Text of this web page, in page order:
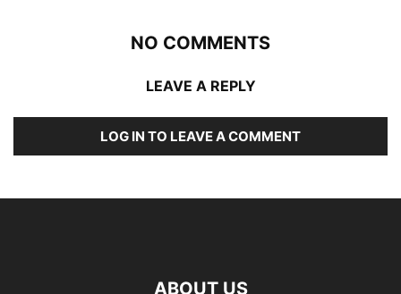
NO COMMENTS
LEAVE A REPLY
LOG IN TO LEAVE A COMMENT
ABOUT US